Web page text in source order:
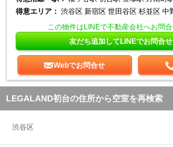
得意エリア： 渋谷区 新宿区 世田谷区 杉並区 中
この物件はLINEで不動産会社へお問合
友だち追加してLINEでお問合
Webでお問合せ
LEGALAND初台の住所から空室を再検索
渋谷区